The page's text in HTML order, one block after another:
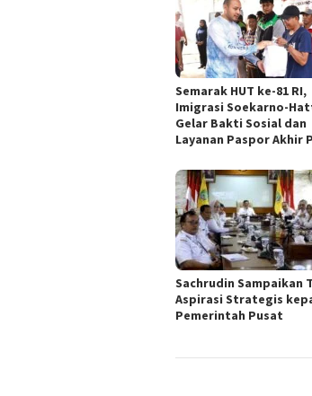
Semarak HUT ke-81 RI,
Imigrasi Soekarno-
Gelar Bakti Sosial dan
Layanan Paspor Akhir
Sachrudin Sampaikan
Aspirasi Strategis
Pemerintah Pusat